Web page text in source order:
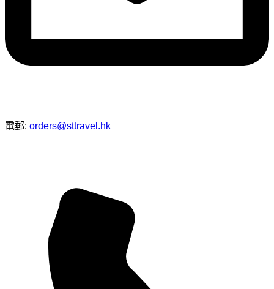
電郵: orders@sttravel.hk